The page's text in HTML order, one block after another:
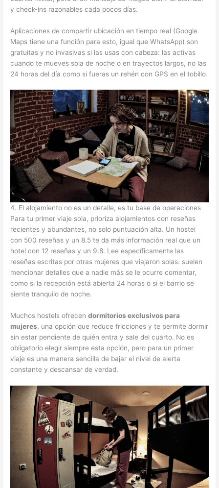
y check-ins razonables cada pocos días.
Aplicaciones de compartir ubicación en tiempo real (Google
Maps tiene una función para esto, igual que WhatsApp) son
gratuitas y no invasivas si las usas con cabeza: las activas
cuando te mueves sola de noche o en trayectos largos, no las
24 horas del día como si fueras un rehén con GPS en el tobillo.
4. El alojamiento no es un detalle, es tu base de operaciones
Para tu primer viaje sola, prioriza alojamientos con reseñas
recientes y abundantes, no solo puntuación alta. Un hostel
con 500 reseñas y un 8.5 te da más información real que un
hotel con 12 reseñas y un 9.8. Lee específicamente las
reseñas escritas por otras mujeres que viajaron solas: suelen
mencionar detalles que a nadie más se le ocurre comentar,
como si la recepción está abierta 24 horas o si el barrio se
siente tranquilo de noche.
Muchos hostels ofrecendormitorios exclusivos para
mujeres, una opción que reduce fricciones y te permite dormir
sin estar pendiente de quién entra y sale del cuarto. No es
obligatorio elegir siempre esta opción, pero para un primer
viaje es una manera sencilla de bajar el nivel de alerta
constante y descansar de verdad.